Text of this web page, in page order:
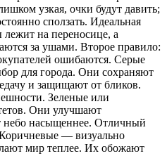
узкая, очки будут давить;
сползать. Идеальная
на переносице, а
за ушами. Второе правило:
ошибаются. Серые
для города. Они сохраняют
и защищают от бликов.
Зеленые или
Они улучшают
небо насыщеннее. Отличный
— визуально
мир теплее. Их обожают